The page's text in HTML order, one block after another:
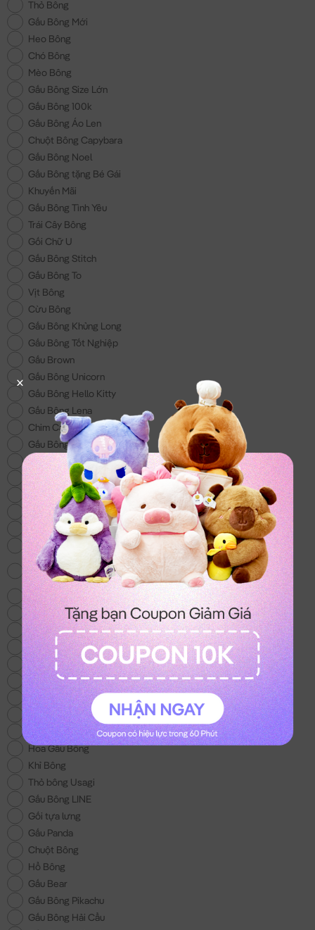
Thỏ Bông
Gấu Bông Mới
Heo Bông
Chó Bông
Mèo Bông
Gấu Bông Size Lớn
Gấu Bông 100k
Gấu Bông Áo Len
Chuột Bông Capybara
Gấu Bông Noel
Gấu Bông tặng Bé Gái
Khuyến Mãi
Gấu Bông Tình Yêu
Trái Cây Bông
Gối Chữ U
Gấu Bông Stitch
Gấu Bông To
Vịt Bông
Cừu Bông
Gấu Bông Khủng Long
Gấu Bông Tốt Nghiệp
Gấu Brown
Gấu Bông Unicorn
Gấu Bông Hello Kitty
Gấu Bông Lena
Chim Cánh Cụt
Gấu Bông 200k
Gấu Bông Đồ Ăn
Gấu Bông Doremon
Gấu Bông tặng Bé Trai
Gấu Bông Lotso
Gấu Bông Shin - Món quà cho các bé
Voi Bông
Gấu Bông Totoro - mẫu gấu bông hot nhất
hiện nay
Chó Bông Husky
Gấu We Bare Bear
Balo & Túi Xách Gấu Bông
Thỏ Bông Kuromi
Gấu Bông Trung Thu
Thỏ Bông Melody
Mèo Bông Hoàng Thượng
Gấu Bông Con Bò
Balo Gấu Bông
Hoa Gấu Bông
Khỉ Bông
Thỏ bông Usagi
Gấu Bông LINE
Gối tựa lưng
Gấu Panda
Chuột Bông
Hổ Bông
Gấu Bear
Gấu Bông Pikachu
Gấu Bông Hải Cẩu